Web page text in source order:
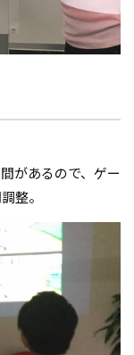
があるので、ゲー
整。